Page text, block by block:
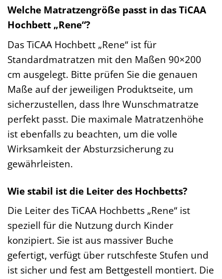
Welche Matratzengröße passt in das TiCAA
Hochbett „Rene“?
Das TiCAA Hochbett „Rene“ ist für
Standardmatratzen mit den Maßen 90×200
cm ausgelegt. Bitte prüfen Sie die genauen
Maße auf der jeweiligen Produktseite, um
sicherzustellen, dass Ihre Wunschmatratze
perfekt passt. Die maximale Matratzenhöhe
ist ebenfalls zu beachten, um die volle
Wirksamkeit der Absturzsicherung zu
gewährleisten.
Wie stabil ist die Leiter des Hochbetts?
Die Leiter des TiCAA Hochbetts „Rene“ ist
speziell für die Nutzung durch Kinder
konzipiert. Sie ist aus massiver Buche
gefertigt, verfügt über rutschfeste Stufen und
ist sicher und fest am Bettgestell montiert. Die